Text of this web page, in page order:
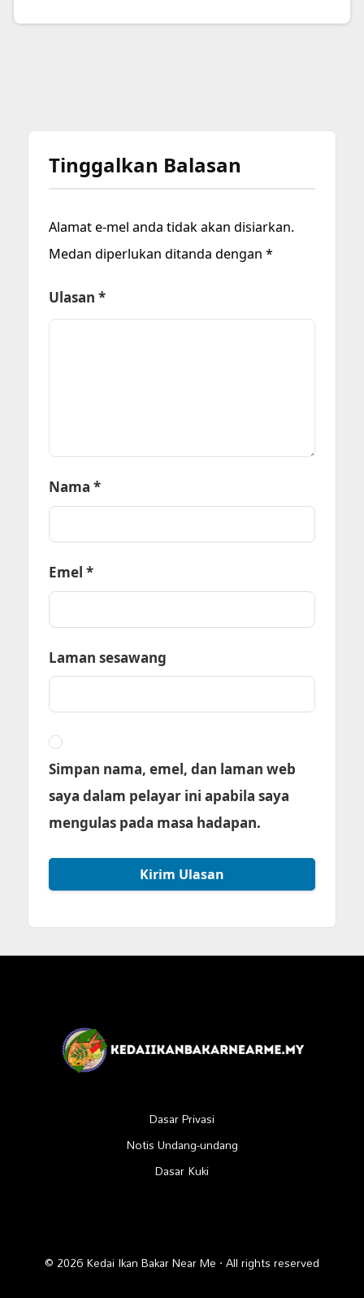
Tinggalkan Balasan
Alamat e-mel anda tidak akan disiarkan.
Medan diperlukan ditanda dengan *
Ulasan *
Nama *
Emel *
Laman sesawang
Simpan nama, emel, dan laman web
saya dalam pelayar ini apabila saya
mengulas pada masa hadapan.
Dasar Privasi
Notis Undang-undang
Dasar Kuki
© 2026 Kedai Ikan Bakar Near Me · All rights reserved